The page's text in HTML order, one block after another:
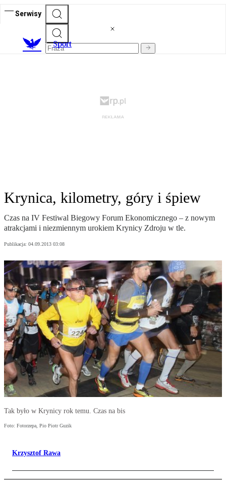
Serwisy
Sport
Krynica, kilometry, góry i śpiew
Czas na IV Festiwal Biegowy Forum Ekonomicznego – z nowym
atrakcjami i niezmiennym urokiem Krynicy Zdroju w tle.
Publikacja: 04.09.2013 03:08
Tak było w Krynicy rok temu. Czas na bis
Foto: Fotorzepa, Pio Piotr Guzik
Krzysztof Rawa